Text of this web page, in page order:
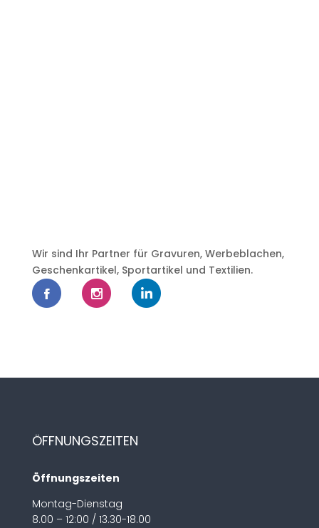
Wir sind Ihr Partner für Gravuren, Werbeblachen,
Geschenkartikel, Sportartikel und Textilien.
ÖFFNUNGSZEITEN
Öffnungszeiten
Montag-Dienstag
8.00 – 12:00 / 13.30-18.00